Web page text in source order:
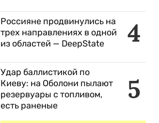
4
Россияне продвинулись на
трех направлениях в одной
из областей — DeepState
5
Удар баллистикой по
Киеву: на Оболони пылают
резервуары с топливом,
есть раненые